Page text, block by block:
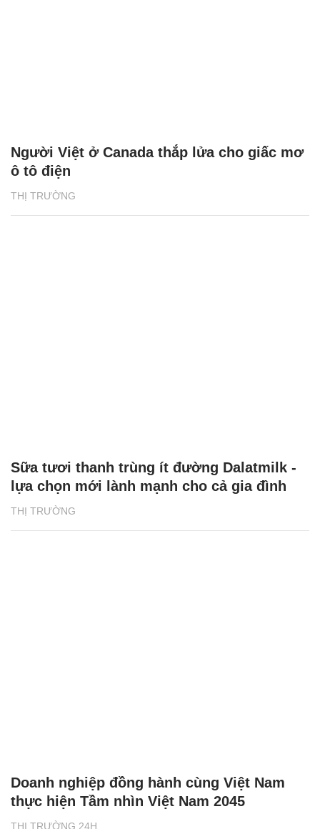
THỊ TRƯỜNG
Người Việt ở Canada thắp lửa cho giấc mơ
ô tô điện
THỊ TRƯỜNG
Sữa tươi thanh trùng ít đường Dalatmilk -
lựa chọn mới lành mạnh cho cả gia đình
THỊ TRƯỜNG 24H
Doanh nghiệp đồng hành cùng Việt Nam
thực hiện Tầm nhìn Việt Nam 2045